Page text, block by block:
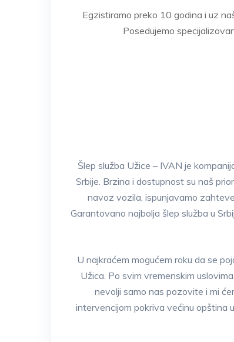
Egzistiramo preko 10 godina i uz
Posedujemo
Šlep služba Užice – IVAN je
Srbije. Brzina i dostupnost su naš
navoz vozila, ispunjavamo
Garantovano najbolja šlep služba u
U najkraćem mogućem roku da se
Užica. Po svim vremenskim
nevolji samo nas pozovite i mi
intervencijom pokriva većinu opština